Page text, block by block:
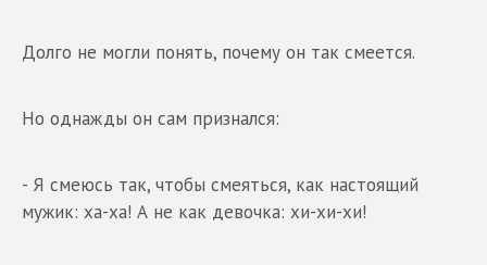
Долго не могли понять, почему он так смеется.
Но однажды он сам признался:
- Я смеюсь так, чтобы смеяться, как настоящий
мужик: ха-ха! А не как девочка: хи-хи-хи!